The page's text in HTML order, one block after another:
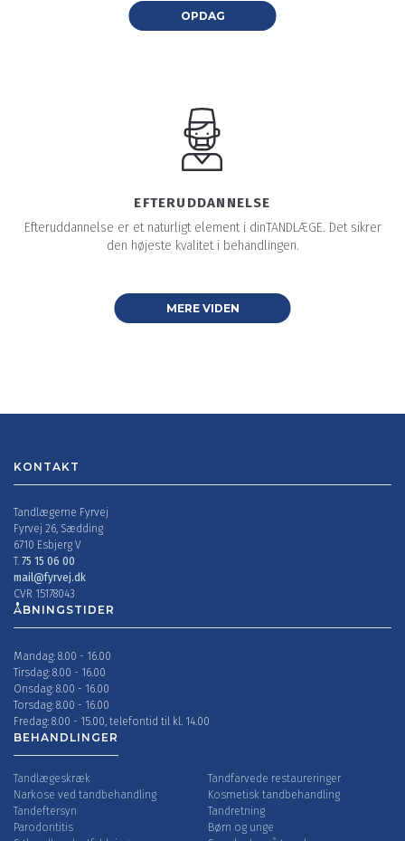
OPDAG
EFTERUDDANNELSE
Efteruddannelse er et naturligt element i dinTANDLÆGE. Det sikrer
den højeste kvalitet i behandlingen.
MERE VIDEN
KONTAKT
Tandlægerne Fyrvej
Fyrvej 26, Sædding
6710 Esbjerg V
T. 75 15 06 00
mail@fyrvej.dk
CVR 15178043
ÅBNINGSTIDER
Mandag: 8.00 - 16.00
Tirsdag: 8.00 - 16.00
Onsdag: 8.00 - 16.00
Torsdag: 8.00 - 16.00
Fredag: 8.00 - 15.00, telefontid til kl. 14.00
BEHANDLINGER
Tandlægeskræk
Narkose ved tandbehandling
Tandeftersyn
Parodontitis
Tandfarvede restaureringer
Kosmetisk tandbehandling
Tandretning
Børn og unge